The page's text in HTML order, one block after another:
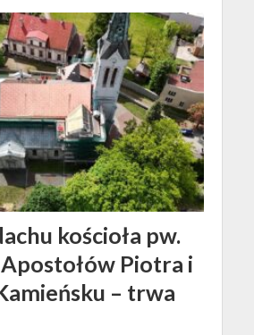
kościoła pw.
Piotra i
– trwa